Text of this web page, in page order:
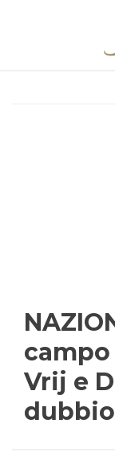
campo
Vrij e
dubbio